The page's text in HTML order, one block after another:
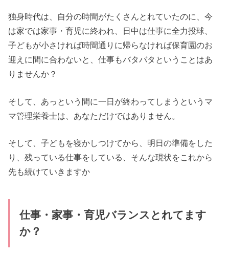
独身時代は、自分の時間がたくさんとれていたのに、今
は家では家事・育児に終われ、日中は仕事に全力投球、
子どもが小さければ時間通りに帰らなければ保育園のお
迎えに間に合わないと、仕事もバタバタということはあ
りませんか？
そして、あっという間に一日が終わってしまうというマ
マ管理栄養士は、あなただけではありません。
そして、子どもを寝かしつけてから、明日の準備をした
り、残っている仕事をしている、そんな現状をこれから
先も続けていきますか
仕事・家事・育児バランスとれてます
か？